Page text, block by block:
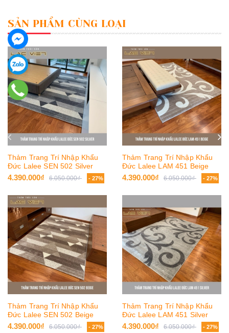
SẢN PHẨM CÙNG LOẠI
Thảm Trang Trí Nhập Khẩu
Đức Lalee SEN 502 Silver
4.390.000₫ 6.050.000₫ - 27%
Thảm Trang Trí Nhập Khẩu
Đức Lalee SEN 502 Beige
4.390.000₫ 6.050.000₫ - 27%
Thảm Trang Trí Nhập Khẩu
Đức Lalee LAM 451 Beige
4.390.000₫ 6.050.000₫ - 27%
Thảm Trang Trí Nhập Khẩu
Đức Lalee LAM 451 Silver
4.390.000₫ 6.050.000₫ - 27%